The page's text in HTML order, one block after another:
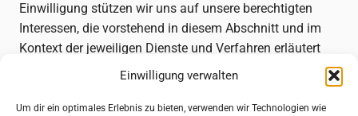
Einwilligung verwalten
Um dir ein optimales Erlebnis zu bieten, verwenden wir Technologien wie
Einwilligung stützen wir uns auf unsere berechtigten
Interessen, die vorstehend in diesem Abschnitt und im
Kontext der jeweiligen Dienste und Verfahren erläutert
werden die folgenden Arten von Cookies unterschieden: